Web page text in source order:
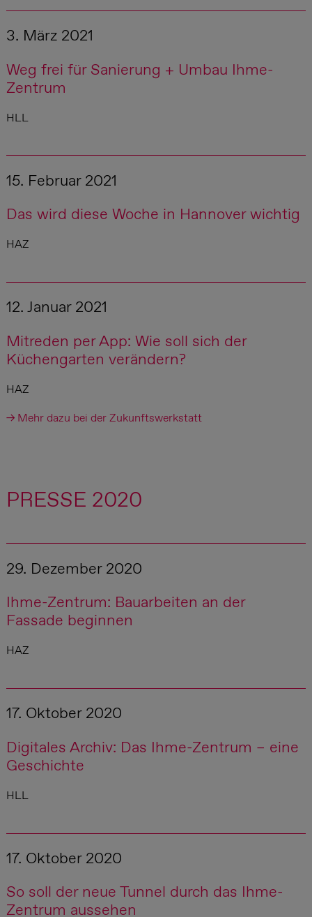
3. März 2021
Weg frei für Sanierung + Umbau Ihme-
Zentrum
HLL
15. Februar 2021
Das wird diese Woche in Hannover wichtig
HAZ
12. Januar 2021
Mitreden per App: Wie soll sich der
Küchengarten verändern?
HAZ
→ Mehr dazu bei der Zukunftswerkstatt
PRESSE 2020
29. Dezember 2020
Ihme-Zentrum: Bauarbeiten an der
Fassade beginnen
HAZ
17. Oktober 2020
Digitales Archiv: Das Ihme-Zentrum – eine
Geschichte
HLL
17. Oktober 2020
So soll der neue Tunnel durch das Ihme-
Zentrum aussehen